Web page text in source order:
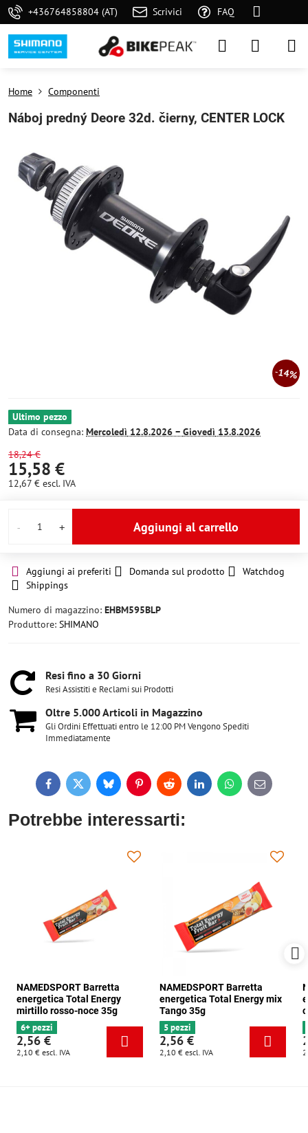
+436764858804 (AT) Scrivici FAQ
14%
Home Componenti
Náboj predný Deore 32d. čierny, CENTER LOCK
Ultimo pezzo
Data di consegna: Mercoledì 12.8.2026 − Giovedì 13.8.2026
18,24 €
15,58 €
12,67 € escl. IVA
Aggiungi al carrello
Aggiungi ai preferiti Domanda sul prodotto
Watchdog
Shippings
Numero di magazzino: EHBM595BLP
Produttore: SHIMANO
Resi fino a 30 Giorni
Resi Assistiti e Reclami sui Prodotti
Oltre 5​.000 Articoli in Magazzino
Gli Ordini Effettuati entro le 12:00 PM Vengono Spediti
Immediatamente
FacebookTwitterBlueskyPinterestReddit LinkedInWhatsApp
E-
mail
Potrebbe interessarti:
NAMEDSPORT Barretta
energetica Total Energy
mirtillo rosso-noce 35g
6+ pezzi
2,56 €
2,10 € escl. IVA
NAMEDSPORT Barretta
energetica Total Energy mix
Tango 35g
5 pezzi
2,56 €
2,10 € escl. IVA